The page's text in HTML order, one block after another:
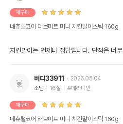
재구매
네츄럴코어 러브미트 미니 치킨말이스틱 160g
치킨말이는 언제나 정답입니다. 단점은 너
버디33911
2026.05.04
소담
16살 포메라니안
재구매
네츄럴코어 러브미트 미니 치킨말이스틱 160g